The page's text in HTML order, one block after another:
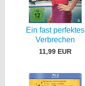
Ein fast perfektes
Verbrechen
11,99 EUR